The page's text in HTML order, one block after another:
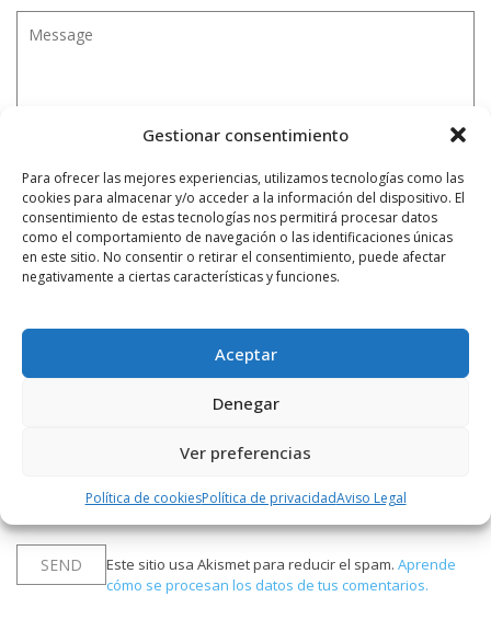
Gestionar consentimiento
Para ofrecer las mejores experiencias, utilizamos tecnologías como las
cookies para almacenar y/o acceder a la información del dispositivo. El
consentimiento de estas tecnologías nos permitirá procesar datos
como el comportamiento de navegación o las identificaciones únicas
en este sitio. No consentir o retirar el consentimiento, puede afectar
negativamente a ciertas características y funciones.
Aceptar
Denegar
Ver preferencias
Política de cookiesPolítica de privacidadAviso Legal
Notificarme vía correo electrónico cuando el comentario sea
aprobado.
Este sitio usa Akismet para reducir el spam. Aprende
cómo se procesan los datos de tus comentarios.